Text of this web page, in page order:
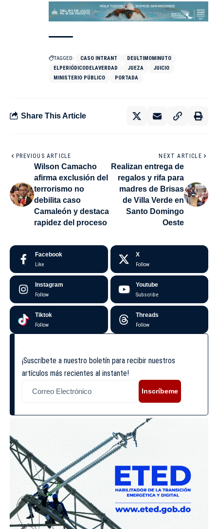
TAGGED: CASO INTRANT
DEULTIMOMINUTO
ELPERIÓDICODELAVERDAD
JUEZA
JUICIO
MINISTERIO PÚBLICO
PORTADA
Share This Article
PREVIOUS ARTICLE
Wilson Camacho
afirma exclusión del
terrorismo no
debilita caso
Camaleón y destaca
rapidez del proceso
NEXT ARTICLE
Realizan entrega de
regalos y rifa para
madres de Brisas
de Villa Verde en
Santo Domingo
Oeste
Facebook
Like
X
Follow
Instagram
Follow
Youtube
Subscribe
Tiktok
Follow
Threads
Follow
¡Suscríbete a nuestro boletín para recibir nuestros
artículos más recientes al instante!
Inscríbeme